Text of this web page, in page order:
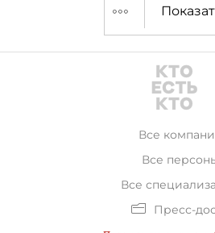
Все
Все
Все
Пресс-